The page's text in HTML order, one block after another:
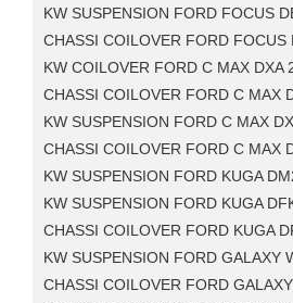
KW SUSPENSION FORD FOCUS
CHASSI COILOVER FORD FOCUS
KW COILOVER FORD C MAX DXA
CHASSI COILOVER FORD C MAX
KW SUSPENSION FORD C MAX
CHASSI COILOVER FORD C MAX
KW SUSPENSION FORD KUGA
KW SUSPENSION FORD KUGA
CHASSI COILOVER FORD KUGA
KW SUSPENSION FORD GALAXY
CHASSI COILOVER FORD